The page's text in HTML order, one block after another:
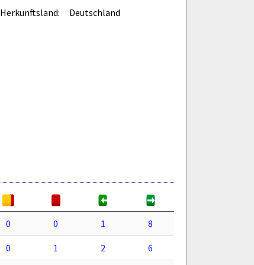
Herkunftsland:
Deutschland
0 0 1 8
0 1 2 6